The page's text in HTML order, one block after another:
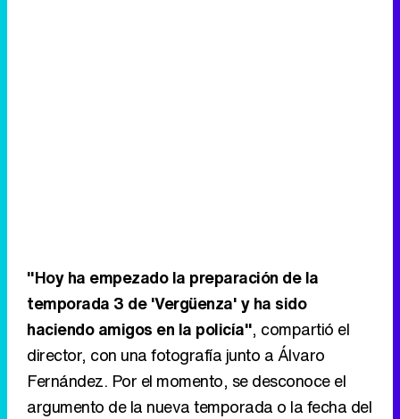
"Hoy ha empezado la preparación de la
temporada 3 de 'Vergüenza' y ha sido
haciendo amigos en la policía", compartió el
director, con una fotografía junto a Álvaro
Fernández. Por el momento, se desconoce el
argumento de la nueva temporada o la fecha del